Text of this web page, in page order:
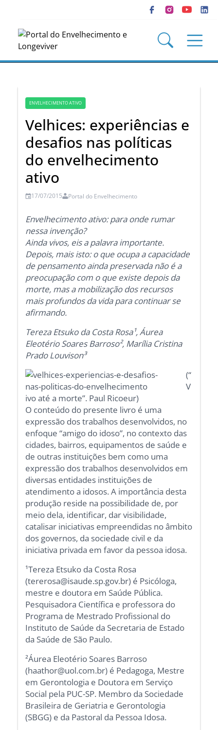
ENVELHECIMENTO ATIVO
Velhices: experiências e
desafios nas políticas
do envelhecimento
ativo
17/07/2015 Portal do Envelhecimento
Envelhecimento ativo: para onde rumar
nessa invenção?
Ainda vivos, eis a palavra importante.
Depois, mais isto: o que ocupa a capacidade
de pensamento ainda preservada não é a
preocupação com o que existe depois da
morte, mas a mobilização dos recursos
mais profundos da vida para continuar se
afirmando.
Tereza Etsuko da Costa Rosa¹, Áurea
Eleotério Soares Barroso², Marília Cristina
Prado Louvison³
(“
V
ivo até a morte”. Paul Ricoeur)
O conteúdo do presente livro é uma
expressão dos trabalhos desenvolvidos, no
enfoque “amigo do idoso”, no contexto das
cidades, bairros, equipamentos de saúde e
de outras instituições bem como uma
expressão dos trabalhos desenvolvidos em
diversas entidades instituições de
atendimento a idosos. A importância desta
produção reside na possibilidade de, por
meio dela, identificar, dar visibilidade,
catalisar iniciativas empreendidas no âmbito
dos governos, da sociedade civil e da
iniciativa privada em favor da pessoa idosa.
¹Tereza Etsuko da Costa Rosa
(tererosa@isaude.sp.gov.br) é Psicóloga,
mestre e doutora em Saúde Pública.
Pesquisadora Científica e professora do
Programa de Mestrado Profissional do
Instituto de Saúde da Secretaria de Estado
da Saúde de São Paulo.
²Áurea Eleotério Soares Barroso
(haathor@uol.com.br) é Pedagoga, Mestre
em Gerontologia e Doutora em Serviço
Social pela PUC-SP. Membro da Sociedade
Brasileira de Geriatria e Gerontologia
(SBGG) e da Pastoral da Pessoa Idosa.